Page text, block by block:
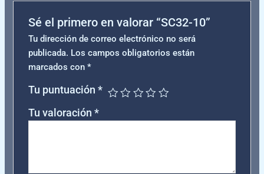
Sé el primero en valorar “SC32-10”
Tu dirección de correo electrónico no será
publicada. Los campos obligatorios están
marcados con *
Tu puntuación *
Tu valoración *